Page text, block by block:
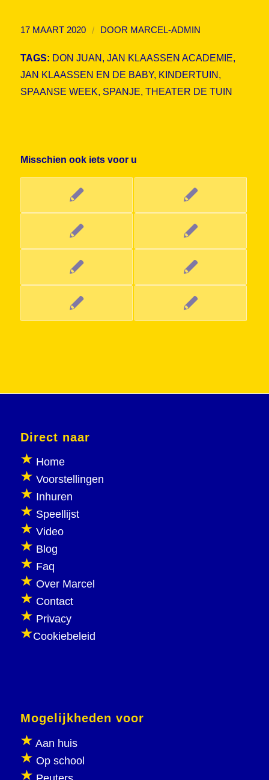
17 MAART 2020 / DOOR MARCEL-ADMIN
TAGS: DON JUAN, JAN KLAASSEN ACADEMIE,
JAN KLAASSEN EN DE BABY, KINDERTUIN,
SPAANSE WEEK, SPANJE, THEATER DE TUIN
Misschien ook iets voor u
Direct naar
Home
Voorstellingen
Inhuren
Speellijst
Video
Blog
Faq
Over Marcel
Contact
Privacy
Cookiebeleid
Mogelijkheden voor
Aan huis
Op school